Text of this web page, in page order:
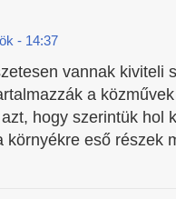
- 14:37
vannak kiviteli
a
hogy szerintük hol
környékre eső részek